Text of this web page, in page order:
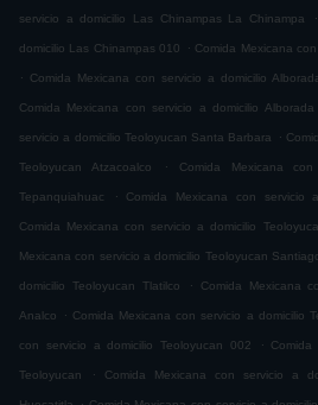
servicio a domicilio Las Chinampas La Chinampa .
domicilio Las Chinampas 010 . Comida Mexicana
.
Comida Mexicana con servicio a domicilio
Comida Mexicana con servicio a domicilio Alborada
servicio a domicilio Teoloyucan Santa Barbara .
Teoloyucan Atzacoalco . Comida Mexicana
Tepanquiahuac . Comida Mexicana con servicio
Comida Mexicana con servicio a domicilio
Mexicana con servicio a domicilio Teoloyucan
domicilio Teoloyucan Tlatilco . Comida Mexicana
Analco . Comida Mexicana con servicio a domicilio
con servicio a domicilio Teoloyucan 002 .
Teoloyucan . Comida Mexicana con servicio a
.